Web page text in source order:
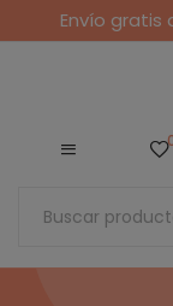
Envío gratis